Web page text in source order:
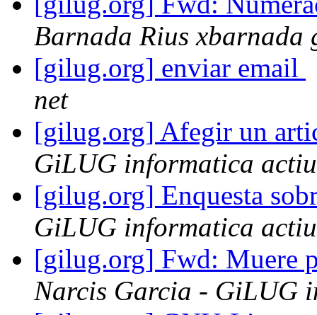
Barnada Rius xbarnada
[gilug.org] enviar email
net
[gilug.org] Afegir un
GiLUG informatica
[gilug.org] Enquesta
GiLUG informatica
[gilug.org] Fwd: Muere
Narcis Garcia - GiLUG